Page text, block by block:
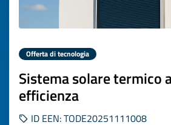
Offerta di tecnologia
Sistema solare termico
efficienza
ID EEN: TODE20251111008